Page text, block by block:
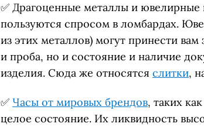
✅ Драгоценные металлы и ювелирные
пользуются спросом в ломбардах.
из этих металлов) могут принести
и проба, но и состояние и наличие
изделия. Сюда же относятся слитки,
✅ Часы от мировых брендов, таких
целое состояние. Их ликвидность